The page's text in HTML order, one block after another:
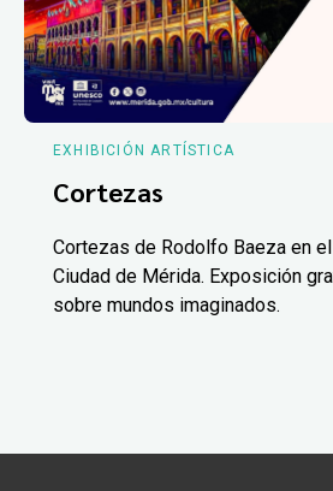
EXHIBICIÓN ARTÍSTICA
Cortezas
Cortezas de Rodolfo Baeza en
Ciudad de Mérida. Exposición
sobre mundos imaginados.